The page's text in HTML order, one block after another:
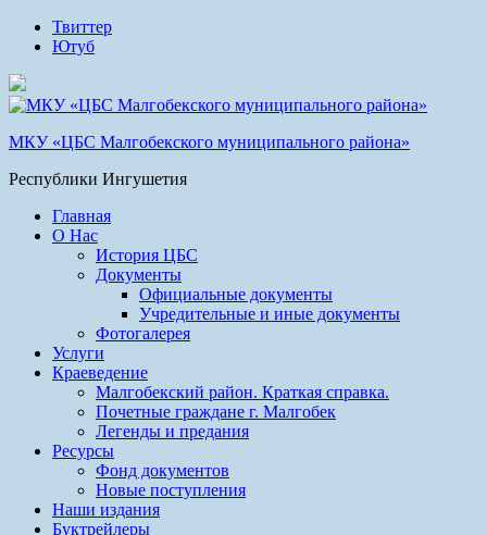
Твиттер
Ютуб
МКУ «ЦБС Малгобекского муниципального района»
Республики Ингушетия
Главная
О Нас
История ЦБС
Документы
Официальные документы
Учредительные и иные документы
Фотогалерея
Услуги
Краеведение
Малгобекский район. Краткая справка.
Почетные граждане г. Малгобек
Легенды и предания
Ресурсы
Фонд документов
Новые поступления
Наши издания
Буктрейлеры